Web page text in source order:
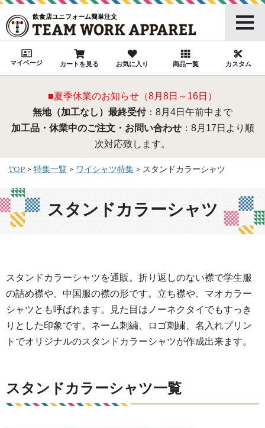
飲食店ユニフォーム簡単注文
マイページ カートを見る お気に入り 商品一覧 カスタム
■夏季休業のお知らせ（8月8日～16日）
無地（加工なし）最終受付：8月4日午前中まで
加工品・休業中のご注文・お問い合わせ：8月17日より順
次対応致します。
TOP 特集一覧 ワイシャツ特集 スタンドカラーシャツ
スタンドカラーシャツ
スタンドカラーシャツを通販。折り返しのない襟で学生服
の詰め襟や、中国服の襟の形です。立ち襟や、マオカラー
シャツとも呼ばれます。見た目はノーネクタイでもすっき
りとした印象です。ネーム刺繍、ロゴ刺繍、名入れプリン
トでオリジナルのスタンドカラーシャツが作成出来ます。
スタンドカラーシャツ一覧